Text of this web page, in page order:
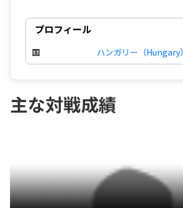
プロフィール
国 ハンガリー（Hungary）
主な対戦成績